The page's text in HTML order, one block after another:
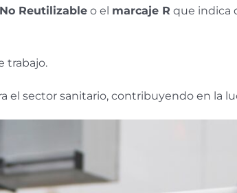
No Reutilizableo el marcaje R que indica
trabajo.
sector sanitario, contribuyendo en la